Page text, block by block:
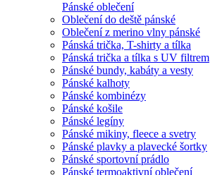
Pánské oblečení
Oblečení do deště pánské
Oblečení z merino vlny pánské
Pánská trička, T-shirty a tílka
Pánská trička a tílka s UV filtrem
Pánské bundy, kabáty a vesty
Pánské kalhoty
Pánské kombinézy
Pánské košile
Pánské legíny
Pánské mikiny, fleece a svetry
Pánské plavky a plavecké šortky
Pánské sportovní prádlo
Pánské termoaktivní oblečení